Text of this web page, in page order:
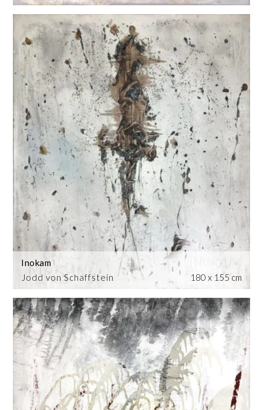
Jodd von Schaffstein
Inokam
180 x 155 cm